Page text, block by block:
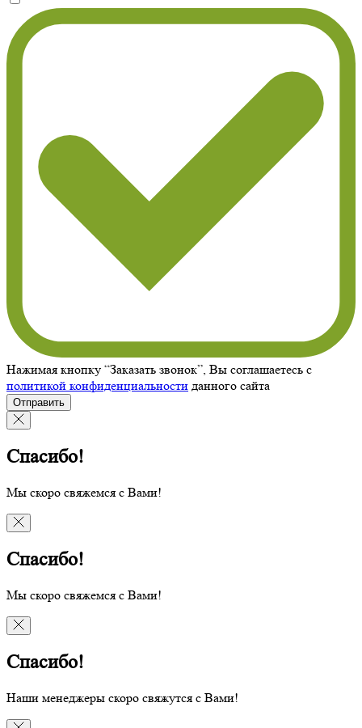
Нажимая кнопку “Заказать звонок”, Вы соглашаетесь с
политикой конфиденциальности данного сайта
Отправить
Спасибо!
Мы скоро свяжемся с Вами!
Спасибо!
Мы скоро свяжемся с Вами!
Спасибо!
Наши менеджеры скоро свяжутся с Вами!